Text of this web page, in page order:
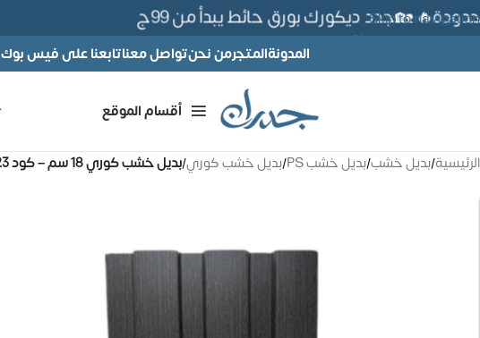
Skip to navigation
Skip to main content
🏡جدد ديكورك بورق حائط يبدأ من 99ج
المدونةالمتجرمن نحنتواصل معناتابعنا على فيس بوك
أقسام الموقع
الرئيسية/بديل خشب/بديل خشب PS /بديل خشب كوري/بديل خشب كوري 18 سم – كود E157-23